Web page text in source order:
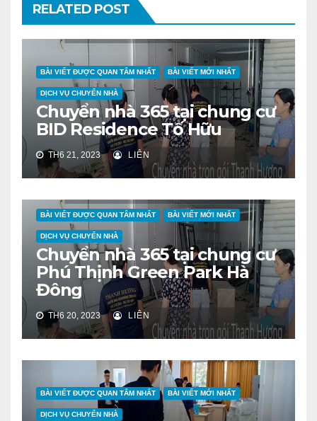
RELATED POST
BÀI VIẾT ĐƯỢC QUAN TÂM NHẤT BÀI VIẾT MỚI NHẤT
DỊCH VỤ CHUYỂN NHÀ
Chuyển nhà 365 tại chung cư
BID Residence Tố Hữu
TH6 21, 2023 LIÊN
BÀI VIẾT ĐƯỢC QUAN TÂM NHẤT BÀI VIẾT MỚI NHẤT
DỊCH VỤ CHUYỂN NHÀ
Chuyển nhà 365 tại chung cư
Phú Thịnh Green Park Hà
Đông
TH6 20, 2023 LIÊN
BÀI VIẾT ĐƯỢC QUAN TÂM NHẤT BÀI VIẾT MỚI NHẤT
DỊCH VỤ CHUYỂN NHÀ